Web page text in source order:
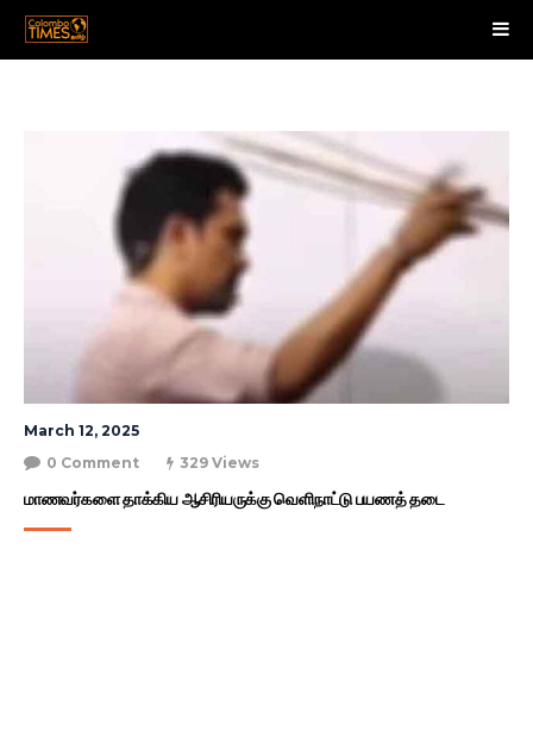
March 12, 2025
0 Comment
329 Views
மாணவர்களை தாக்கிய ஆசிரியருக்கு வெளிநாட்டு பயணத் தடை